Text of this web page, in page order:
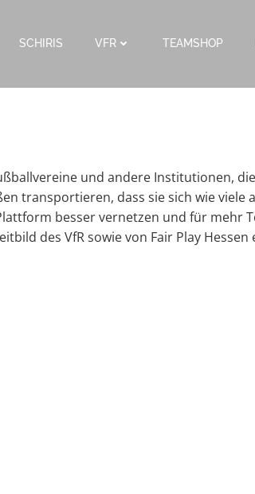
SCHIRIS VFR TEAMSHOP
und andere Institutionen,
transportieren, dass sie sich wie viele
besser vernetzen und für mehr
des VfR sowie von Fair Play